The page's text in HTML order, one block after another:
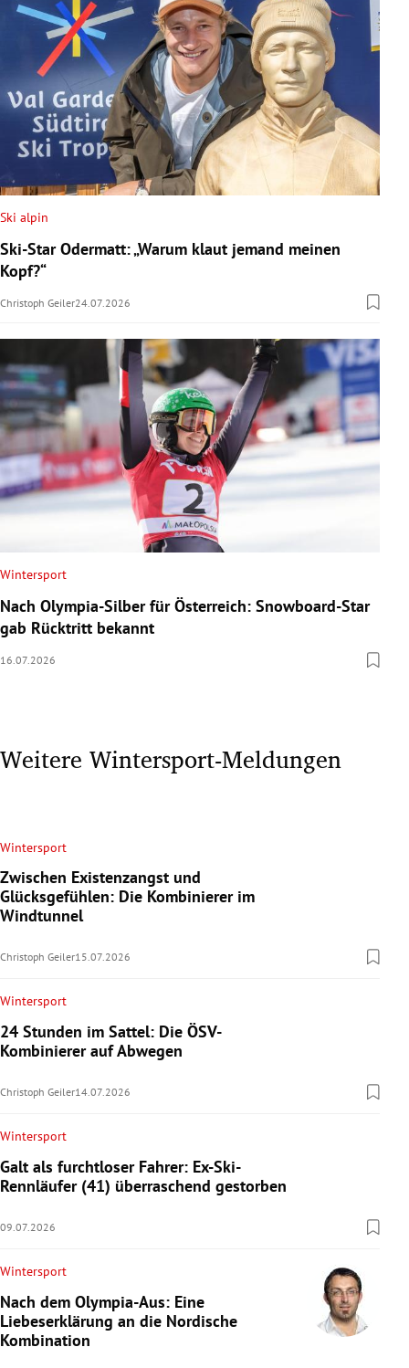
Ski alpin
Ski-Star Odermatt: „Warum klaut jemand meinen
Kopf?“
Christoph Geiler24.07.2026
Wintersport
Nach Olympia-Silber für Österreich: Snowboard-Star
gab Rücktritt bekannt
16.07.2026
Weitere Wintersport-Meldungen
Wintersport
Zwischen Existenzangst und
Glücksgefühlen: Die Kombinierer im
Windtunnel
Christoph Geiler15.07.2026
Wintersport
24 Stunden im Sattel: Die ÖSV-
Kombinierer auf Abwegen
Christoph Geiler14.07.2026
Wintersport
Galt als furchtloser Fahrer: Ex-Ski-
Rennläufer (41) überraschend gestorben
09.07.2026
Wintersport
Nach dem Olympia-Aus: Eine
Liebeserklärung an die Nordische
Kombination